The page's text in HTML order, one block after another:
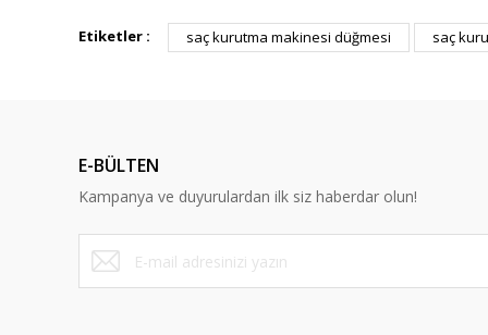
Görüş ve önerileriniz için teşekkür ederiz.
Ürün fiyatı diğer sitelerden daha pahalı.
Bu ürüne benzer farklı alternatifler olmalı.
Etiketler : saç kurutma makinesi düğmesi saç
E-BÜLTEN
Kampanya ve duyurulardan ilk siz haberdar olun!